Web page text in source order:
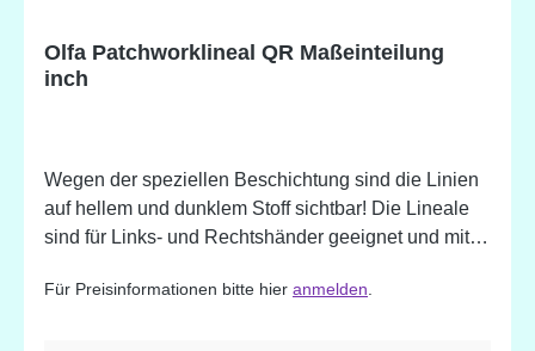
Olfa Patchworklineal QR Maßeinteilung
inch
Wegen der speziellen Beschichtung sind die Linien
auf hellem und dunklem Stoff sichtbar! Die Lineale
sind für Links- und Rechtshänder geeignet und mit
ausgestattet. Quiltlineal mit inch-Einteilung in
Für Preisinformationen bitte hier anmelden